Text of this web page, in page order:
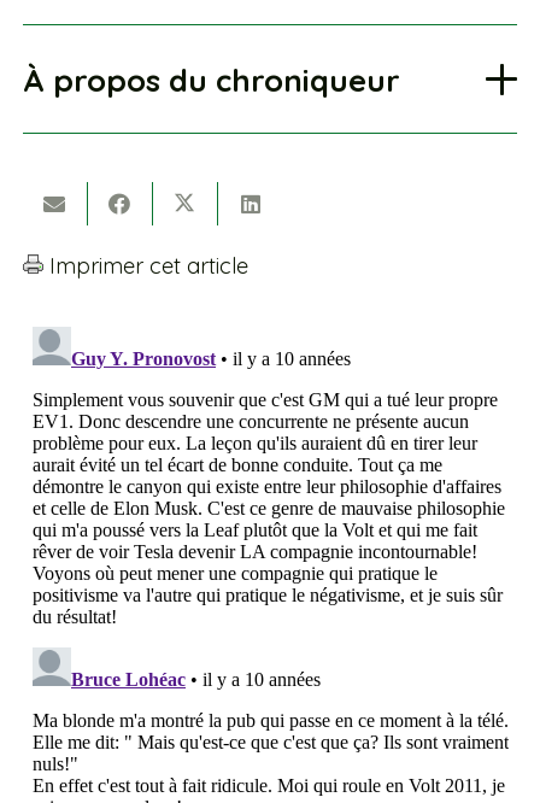
À propos du chroniqueur
Imprimer cet article